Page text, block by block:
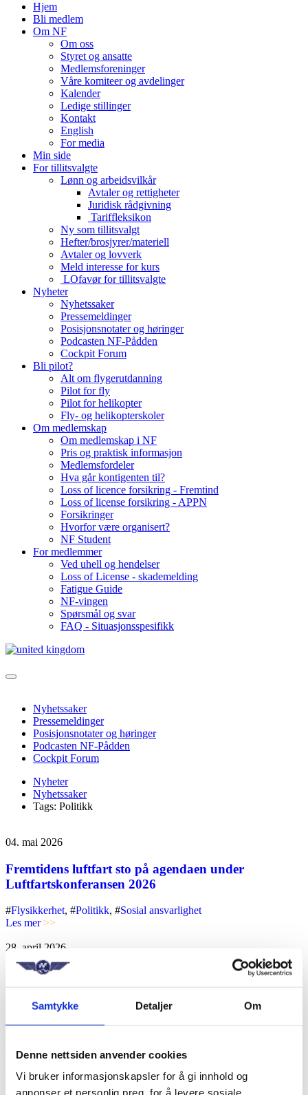
Samtykke Detaljer Om
Denne nettsiden anvender cookies
Vi bruker informasjonskapsler for å gi innhold og
annonser et personlig preg, for å levere sosiale
Hjem
Bli medlem
Om NF
Om oss
Styret og ansatte
Medlemsforeninger
Våre komiteer og avdelinger
Kalender
Ledige stillinger
Kontakt
English
For media
Min side
For tillitsvalgte
Lønn og arbeidsvilkår
Avtaler og rettigheter
Juridisk rådgivning
Tariffleksikon
Ny som tillitsvalgt
Hefter/brosjyrer/materiell
Avtaler og lovverk
Meld interesse for kurs
LOfavør for tillitsvalgte
Nyheter
Nyhetssaker
Pressemeldinger
Posisjonsnotater og høringer
Podcasten NF-Pådden
Cockpit Forum
Bli pilot?
Alt om flygerutdanning
Pilot for fly
Pilot for helikopter
Fly- og helikopterskoler
Om medlemskap
Om medlemskap i NF
Pris og praktisk informasjon
Medlemsfordeler
Hva går kontigenten til?
Loss of licence forsikring - Fremtind
Loss of license forsikring - APPN
Forsikringer
Hvorfor være organisert?
NF Student
For medlemmer
Ved uhell og hendelser
Loss of License - skademelding
Fatigue Guide
NF-vingen
Spørsmål og svar
FAQ - Situasjonsspesifikk
Nyhetssaker
Pressemeldinger
Posisjonsnotater og høringer
Podcasten NF-Pådden
Cockpit Forum
Nyheter
Nyhetssaker
Tags: Politikk
04. mai 2026
Fremtidens luftfart sto på agendaen under
Luftfartskonferansen 2026
#Flysikkerhet, #Politikk, #Sosial ansvarlighet
Les mer>>
28. april 2026
FOT-anbudet er ute - et steg i riktig retning, men
ikke i mål
Les mer>>
03. april 2026
Industrielt arbeid i Brussel: EASA hever stemmen på